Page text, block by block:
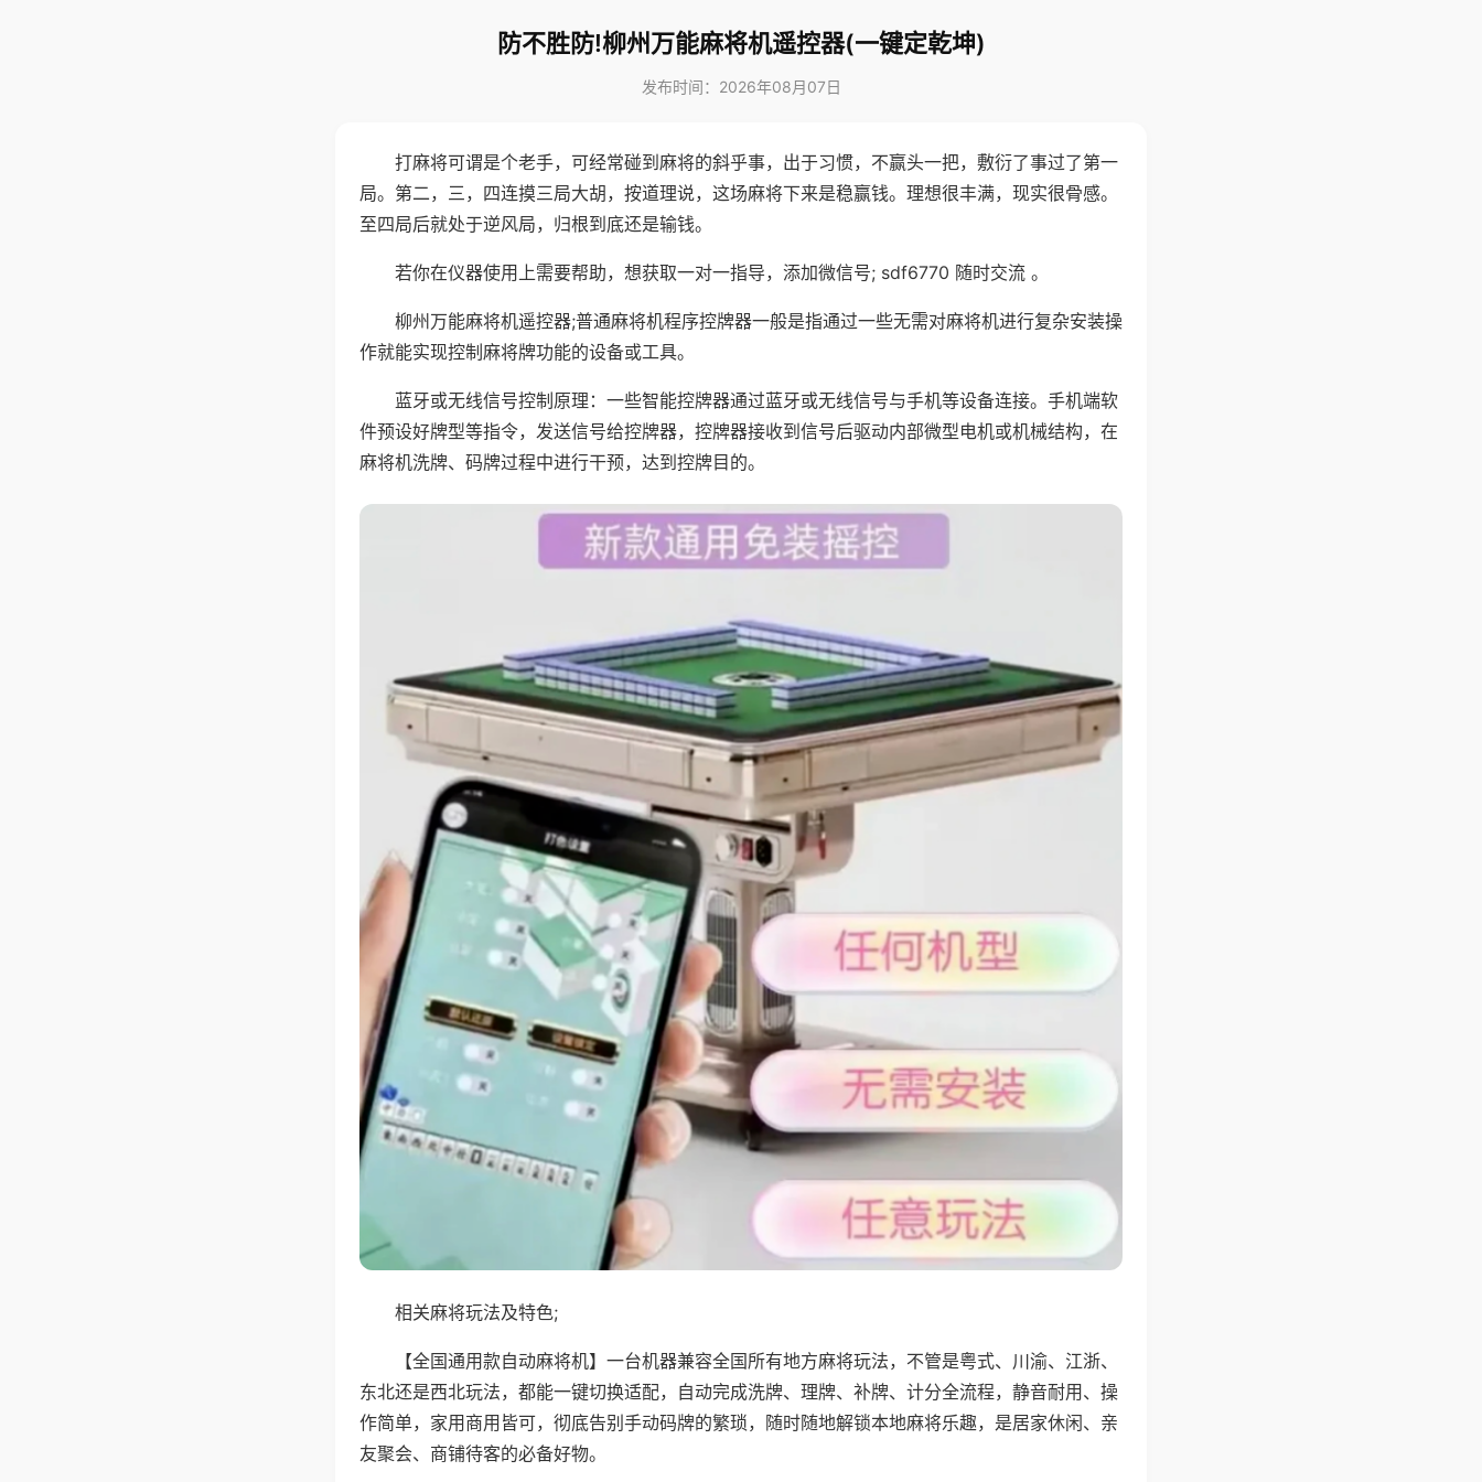
防不胜防!柳州万能麻将机遥控器(一键定乾坤)
发布时间：2026年08月07日
打麻将可谓是个老手，可经常碰到麻将的斜乎事，出于习惯，不赢头一把，敷衍了事过了第一
局。第二，三，四连摸三局大胡，按道理说，这场麻将下来是稳赢钱。理想很丰满，现实很骨感。
至四局后就处于逆风局，归根到底还是输钱。
若你在仪器使用上需要帮助，想获取一对一指导，添加微信号; sdf6770 随时交流 。
柳州万能麻将机遥控器;普通麻将机程序控牌器一般是指通过一些无需对麻将机进行复杂安装操
作就能实现控制麻将牌功能的设备或工具。
蓝牙或无线信号控制原理：一些智能控牌器通过蓝牙或无线信号与手机等设备连接。手机端软
件预设好牌型等指令，发送信号给控牌器，控牌器接收到信号后驱动内部微型电机或机械结构，在
麻将机洗牌、码牌过程中进行干预，达到控牌目的。
相关麻将玩法及特色;
【全国通用款自动麻将机】一台机器兼容全国所有地方麻将玩法，不管是粤式、川渝、江浙、
东北还是西北玩法，都能一键切换适配，自动完成洗牌、理牌、补牌、计分全流程，静音耐用、操
作简单，家用商用皆可，彻底告别手动码牌的繁琐，随时随地解锁本地麻将乐趣，是居家休闲、亲
友聚会、商铺待客的必备好物。